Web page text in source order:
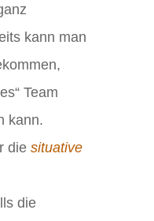
kann man
Team
kann.
die situative
die